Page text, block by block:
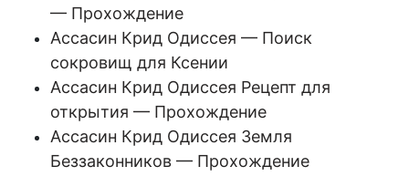
— Прохождение
Aссасин Крид Одиссея — Поиск
сокровищ для Ксении
Aссасин Крид Одиссея Рецепт для
открытия — Прохождение
Aссасин Крид Одиссея Земля
Беззаконников — Прохождение